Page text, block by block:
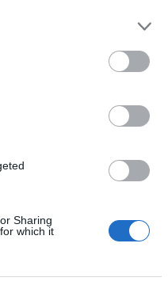
Sharing
which it
20